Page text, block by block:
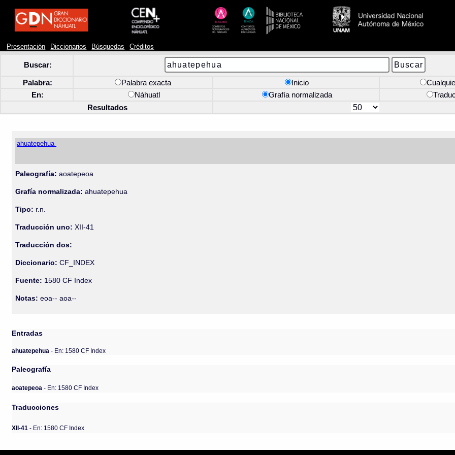
Presentación Diccionarios Búsquedas Créditos
Buscar:
Palabra: Palabra exacta Inicio
En:
Náhuatl Grafía normalizada
Resultados
ahuatepehua
Paleografía: aoatepeoa
Grafía normalizada: ahuatepehua
Tipo: r.n.
Traducción uno: XII-41
Traducción dos:
Diccionario:CF_INDEX
Fuente: 1580 CF Index
Notas: eoa-- aoa--
Entradas
ahuatepehua- En: 1580 CF Index
Paleografía
aoatepeoa - En: 1580 CF Index
Traducciones
XII-41 - En: 1580 CF Index